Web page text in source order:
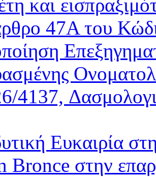
και
47Α του
4137,
Ευκαιρία
Bronce στην